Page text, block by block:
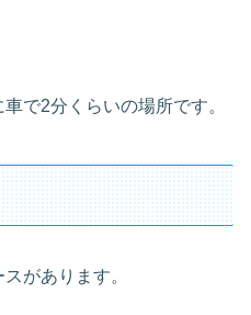
で2分くらいの場所です。
があります。